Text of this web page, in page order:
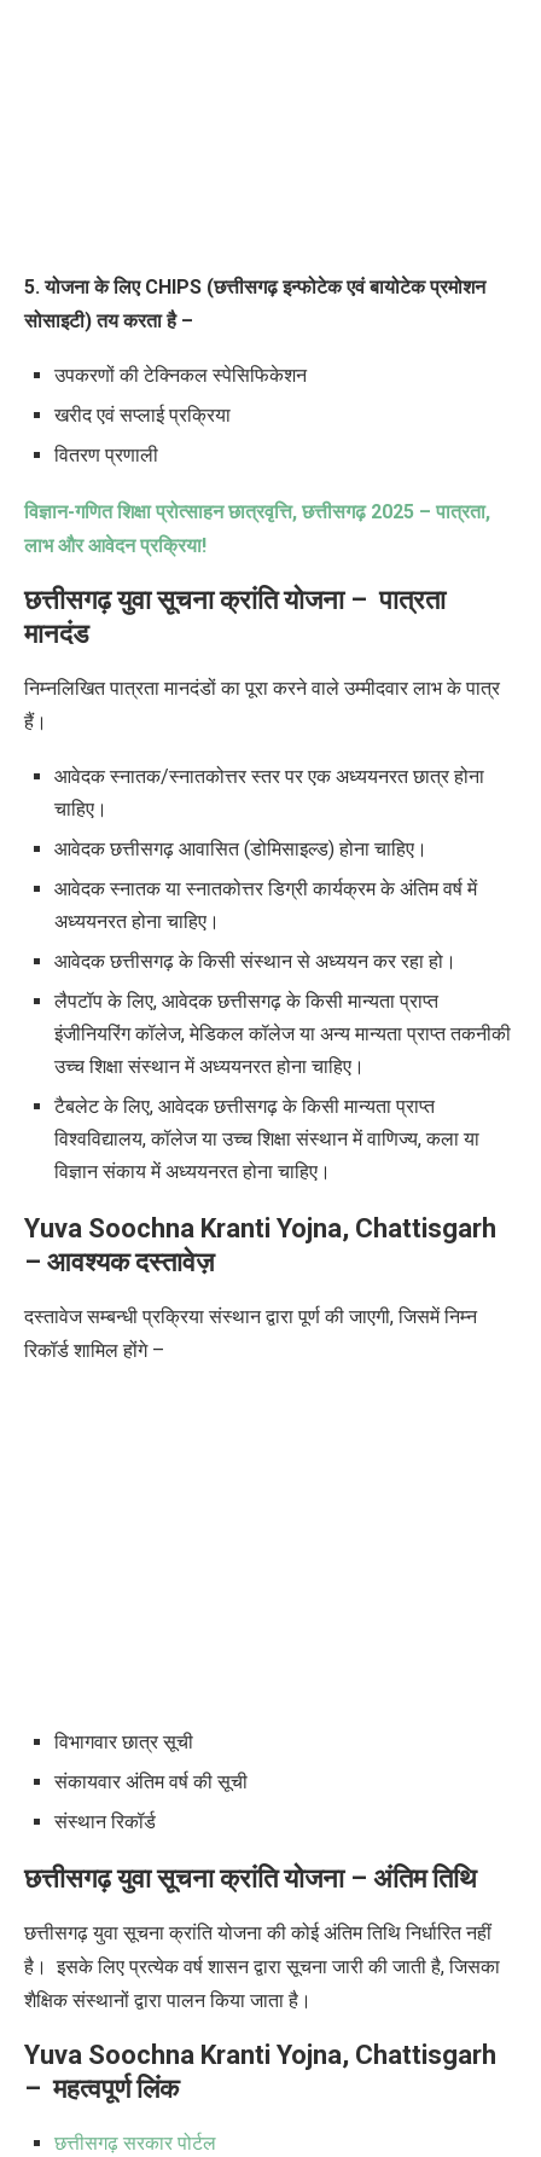
5. योजना के लिए CHIPS (छत्तीसगढ़ इन्फोटेक एवं बायोटेक प्रमोशन
सोसाइटी) तय करता है –
उपकरणों की टेक्निकल स्पेसिफिकेशन
खरीद एवं सप्लाई प्रक्रिया
वितरण प्रणाली
विज्ञान-गणित शिक्षा प्रोत्साहन छात्रवृत्ति, छत्तीसगढ़ 2025 – पात्रता,
लाभ और आवेदन प्रक्रिया!
छत्तीसगढ़ युवा सूचना क्रांति योजना–पात्रता
मानदंड
निम्नलिखित पात्रता मानदंडों का पूरा करने वाले उम्मीदवार लाभ के पात्र
हैं।
आवेदक स्नातक/स्नातकोत्तर स्तर पर एक अध्ययनरत छात्र होना
चाहिए।
आवेदक छत्तीसगढ़ आवासित (डोमिसाइल्ड) होना चाहिए।
आवेदक स्नातक या स्नातकोत्तर डिग्री कार्यक्रम के अंतिम वर्ष में
अध्ययनरत होना चाहिए।
आवेदक छत्तीसगढ़ के किसी संस्थान से अध्ययन कर रहा हो।
लैपटॉप के लिए, आवेदक छत्तीसगढ़ के किसी मान्यता प्राप्त
इंजीनियरिंग कॉलेज,मेडिकल कॉलेज या अन्य मान्यता प्राप्त तकनीकी
उच्च शिक्षा संस्थान में अध्ययनरत होना चाहिए।
टैबलेट के लिए, आवेदक छत्तीसगढ़ के किसी मान्यता प्राप्त
विश्वविद्यालय,कॉलेज या उच्च शिक्षा संस्थान में वाणिज्य,कला या
विज्ञान संकाय में अध्ययनरत होना चाहिए।
Yuva Soochna Kranti Yojna, Chattisgarh
– आवश्यक दस्तावेज़
दस्तावेज सम्बन्धी प्रक्रिया संस्थान द्वारा पूर्ण की जाएगी,जिसमें निम्न
रिकॉर्ड शामिल होंगे –
विभागवार छात्र सूची
संकायवार अंतिम वर्ष की सूची
संस्थान रिकॉर्ड
छत्तीसगढ़ युवा सूचना क्रांति योजना – अंतिम तिथि
छत्तीसगढ़ युवा सूचना क्रांति योजना की कोई अंतिम तिथि निर्धारित नहीं
है। इसके लिए प्रत्येक वर्ष शासन द्वारा सूचना जारी की जाती है,जिसका
शैक्षिक संस्थानों द्वारा पालन किया जाता है।
Yuva Soochna Kranti Yojna, Chattisgarh
–महत्वपूर्ण लिंक
छत्तीसगढ़ सरकार पोर्टल